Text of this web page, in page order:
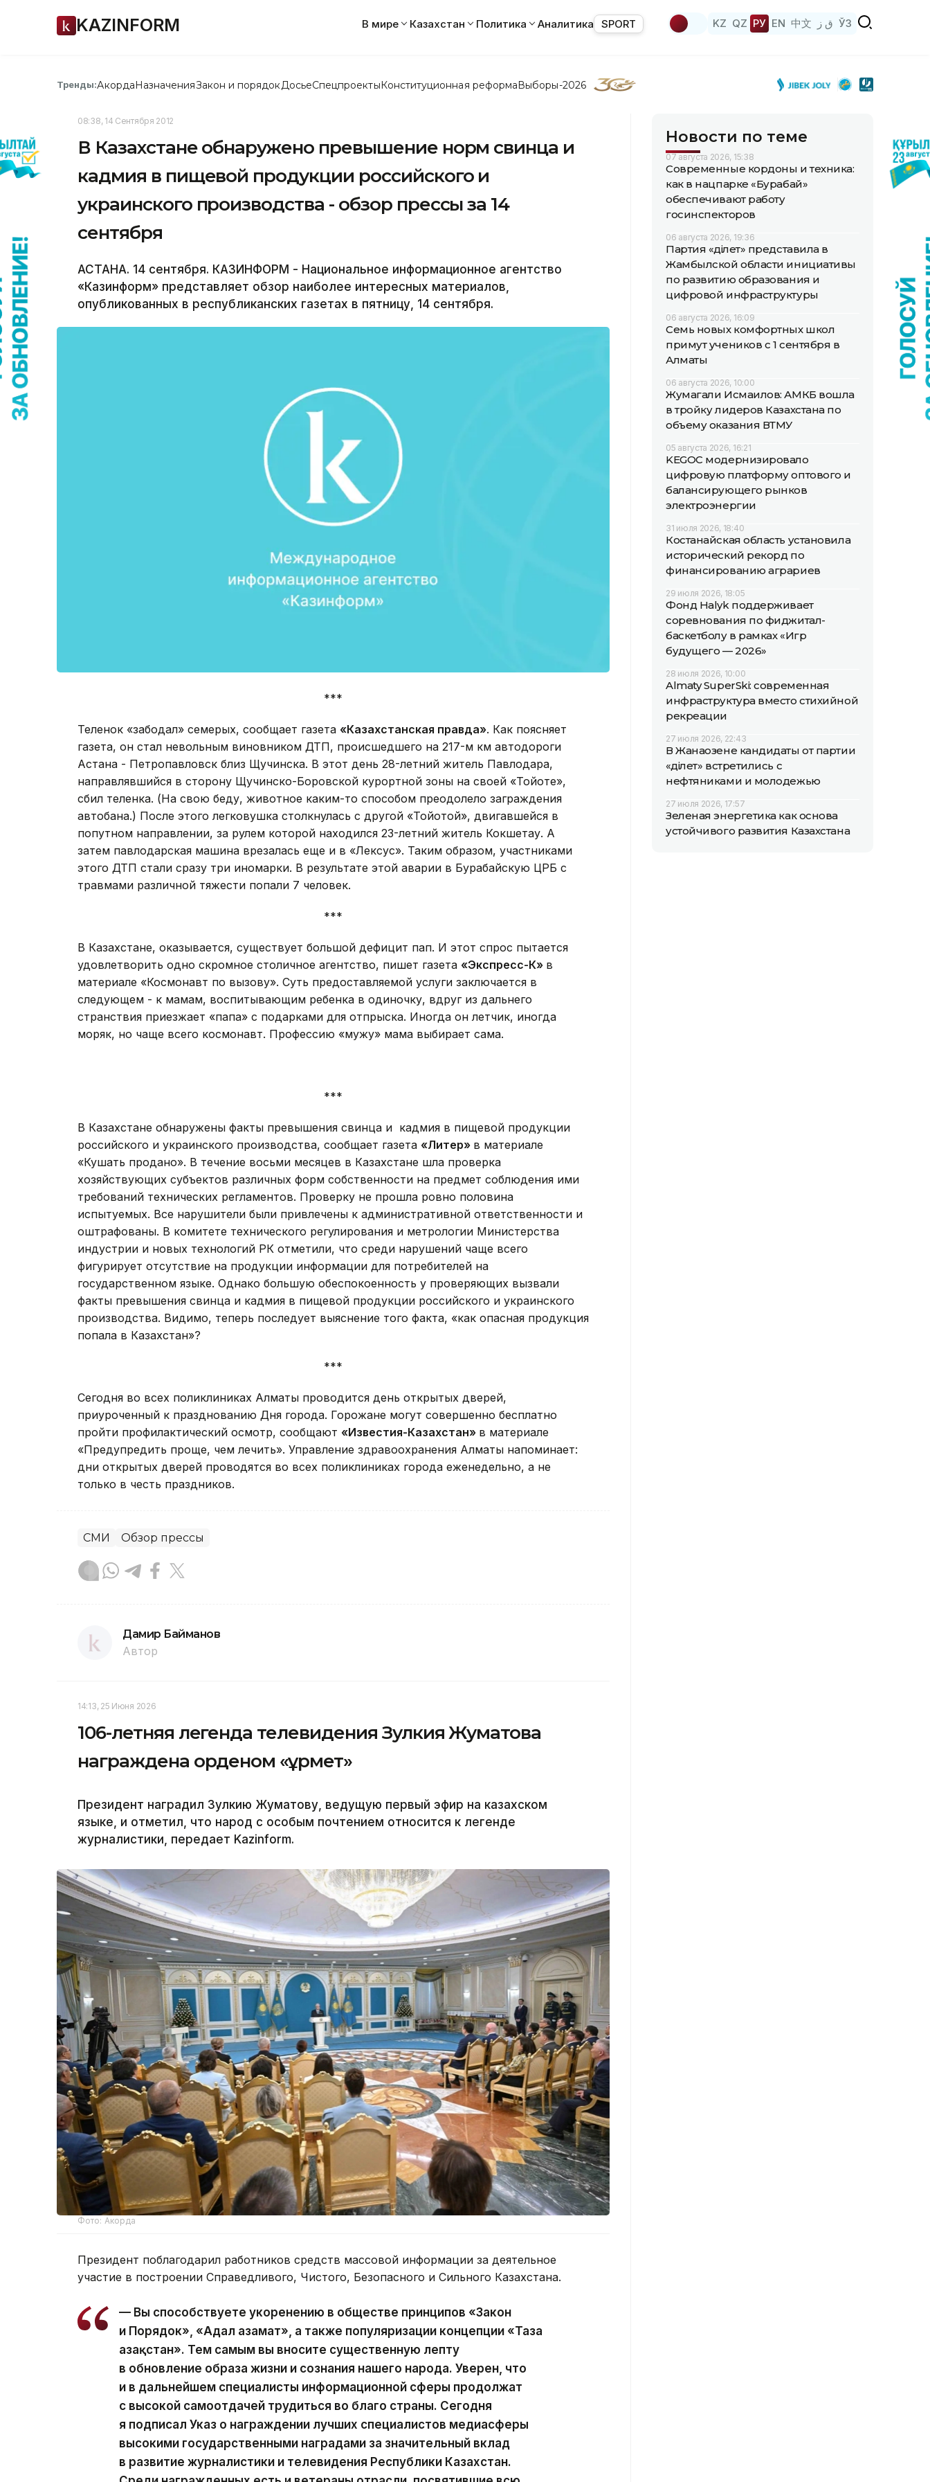
KAZINFORM В мире Казахстан Политика Аналитика SPORT KZ QZ РУ EN 中文 ق ز ЎЗ
Тренды:АкордаНазначенияЗакон и порядок ДосьеСпецпроектыКонституционная реформаВыборы-2026
08:38, 14 Сентября 2012
В Казахстане обнаружено превышение норм свинца и
кадмия в пищевой продукции российского и
украинского производства - обзор прессы за 14
сентября
АСТАНА. 14 сентября. КАЗИНФОРМ - Национальное информационное агентство
«Казинформ» представляет обзор наиболее интересных материалов,
опубликованных в республиканских газетах в пятницу, 14 сентября.
***
Теленок «забодал» семерых, сообщает газета «Казахстанская правда». Как поясняет
газета, он стал невольным виновником ДТП, происшедшего на 217-м км автодороги
Астана - Петропавловск близ Щучинска. В этот день 28-летний житель Павлодара,
направлявшийся в сторону Щучинско-Боровской курортной зоны на своей «Тойоте»,
сбил теленка. (На свою беду, животное каким-то способом преодолело заграждения
автобана.) После этого легковушка столкнулась с другой «Тойотой», двигавшейся в
попутном направлении, за рулем которой находился 23-летний житель Кокшетау. А
затем павлодарская машина врезалась еще и в «Лексус». Таким образом, участниками
этого ДТП стали сразу три иномарки. В результате этой аварии в Бурабайскую ЦРБ с
травмами различной тяжести попали 7 человек.
***
В Казахстане, оказывается, существует большой дефицит пап. И этот спрос пытается
удовлетворить одно скромное столичное агентство, пишет газета «Экспресс-К» в
материале «Космонавт по вызову». Суть предоставляемой услуги заключается в
следующем - к мамам, воспитывающим ребенка в одиночку, вдруг из дальнего
странствия приезжает «папа» с подарками для отпрыска. Иногда он летчик, иногда
моряк, но чаще всего космонавт. Профессию «мужу» мама выбирает сама.
***
В Казахстане обнаружены факты превышения свинца и кадмия в пищевой продукции
российского и украинского производства, сообщает газета «Литер» в материале
«Кушать продано». В течение восьми месяцев в Казахстане шла проверка
хозяйствующих субъектов различных форм собственности на предмет соблюдения ими
требований технических регламентов. Проверку не прошла ровно половина
испытуемых. Все нарушители были привлечены к административной ответственности и
оштрафованы. В комитете технического регулирования и метрологии Министерства
индустрии и новых технологий РК отметили, что среди нарушений чаще всего
фигурирует отсутствие на продукции информации для потребителей на
государственном языке. Однако большую обеспокоенность у проверяющих вызвали
факты превышения свинца и кадмия в пищевой продукции российского и украинского
производства. Видимо, теперь последует выяснение того факта, «как опасная продукция
попала в Казахстан»?
***
Сегодня во всех поликлиниках Алматы проводится день открытых дверей,
приуроченный к празднованию Дня города. Горожане могут совершенно бесплатно
пройти профилактический осмотр, сообщают «Известия-Казахстан» в материале
«Предупредить проще, чем лечить». Управление здравоохранения Алматы напоминает:
дни открытых дверей проводятся во всех поликлиниках города еженедельно, а не
только в честь праздников.
СМИ Обзор прессы
Дамир Байманов
Автор
14:13, 25 Июня 2026
106-летняя легенда телевидения Зулкия Жуматова
награждена орденом «Құрмет»
Президент наградил Зулкию Жуматову, ведущую первый эфир на казахском
языке, и отметил, что народ с особым почтением относится к легенде
журналистики, передает Kazinform.
Фото: Акорда
Президент поблагодарил работников средств массовой информации за деятельное
участие в построении Справедливого, Чистого, Безопасного и Сильного Казахстана.
— Вы способствуете укоренению в обществе принципов «Закон
и Порядок», «Адал азамат», а также популяризации концепции «Таза
Қазақстан». Тем самым вы вносите существенную лепту
в обновление образа жизни и сознания нашего народа. Уверен, что
и в дальнейшем специалисты информационной сферы продолжат
с высокой самоотдачей трудиться во благо страны. Сегодня
я подписал Указ о награждении лучших специалистов медиасферы
высокими государственными наградами за значительный вклад
в развитие журналистики и телевидения Республики Казахстан.
Новости по теме
07 августа 2026, 15:38
Современные кордоны и техника:
как в нацпарке «Бурабай»
обеспечивают работу
госинспекторов
06 августа 2026, 19:36
Партия «Әділет» представила в
Жамбылской области инициативы
по развитию образования и
цифровой инфраструктуры
06 августа 2026, 16:09
Семь новых комфортных школ
примут учеников с 1 сентября в
Алматы
06 августа 2026, 10:00
Жумагали Исмаилов: АМКБ вошла
в тройку лидеров Казахстана по
объему оказания ВТМУ
05 августа 2026, 16:21
KEGOC модернизировало
цифровую платформу оптового и
балансирующего рынков
электроэнергии
31 июля 2026, 18:40
Костанайская область установила
исторический рекорд по
финансированию аграриев
29 июля 2026, 18:05
Фонд Halyk поддерживает
соревнования по фиджитал-
баскетболу в рамках «Игр
будущего — 2026»
28 июля 2026, 10:00
Almaty SuperSki: современная
инфраструктура вместо стихийной
рекреации
27 июля 2026, 22:43
В Жанаозене кандидаты от партии
«Әділет» встретились с
нефтяниками и молодежью
27 июля 2026, 17:57
Зеленая энергетика как основа
устойчивого развития Казахстана